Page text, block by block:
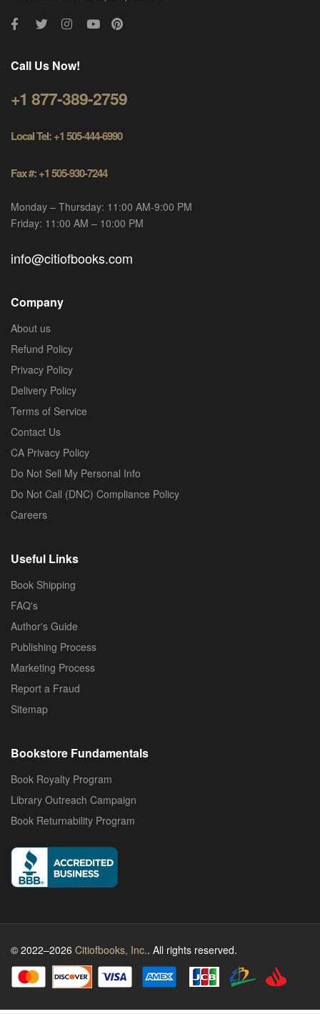
Call Us Now!
+1 877-389-2759
Local Tel: +1 505-444-6990
Fax #: +1 505-930-7244
Monday – Thursday: 11:00 AM-9:00 PM
Friday: 11:00 AM – 10:00 PM
info@citiofbooks.com
Company
About us
Refund Policy
Privacy Policy
Delivery Policy
Terms of Service
Contact Us
CA Privacy Policy
Do Not Sell My Personal Info
Do Not Call (DNC) Compliance Policy
Careers
Useful Links
Book Shipping
FAQ's
Author's Guide
Publishing Process
Marketing Process
Report a Fraud
Sitemap
Bookstore Fundamentals
Book Royalty Program
Library Outreach Campaign
Book Returnability Program
© 2022–2026 Citiofbooks, Inc.. All rights reserved.